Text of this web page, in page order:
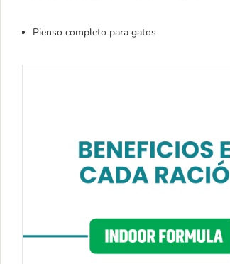
Pienso completo para gatos